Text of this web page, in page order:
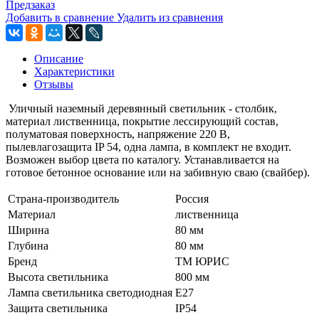
Предзаказ
Добавить в сравнение Удалить из сравнения
Описание
Характеристики
Отзывы
Уличный наземный деревянный светильник - столбик,
материал лиственница, покрытие лессирующий состав,
полуматовая поверхность, напряжение 220 В,
пылевлагозащита IP 54, одна лампа, в комплект не входит.
Возможен выбор цвета по каталогу. Устанавливается на
готовое бетонное основание или на забивную сваю (свайбер).
Страна-производитель
Россия
Материал
лиственница
Ширина
80 мм
Глубина
80 мм
Бренд
ТМ ЮРИС
Высота светильника
800 мм
Лампа светильника светодиодная Е27
Защита светильника
IP54